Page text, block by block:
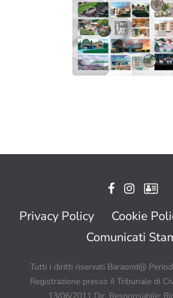
Privacy Policy Cookie
Comunicati
Tutti i diritti riservati Baraond@
Registrazione presso il Tribunale di